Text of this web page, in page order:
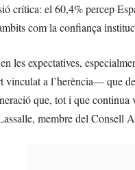
crítica: el 60,4% percep
com la confiança
les expectatives,
a l’herència— que
que, tot i que
membre del Consell